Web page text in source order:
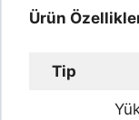
Ürün
Tip